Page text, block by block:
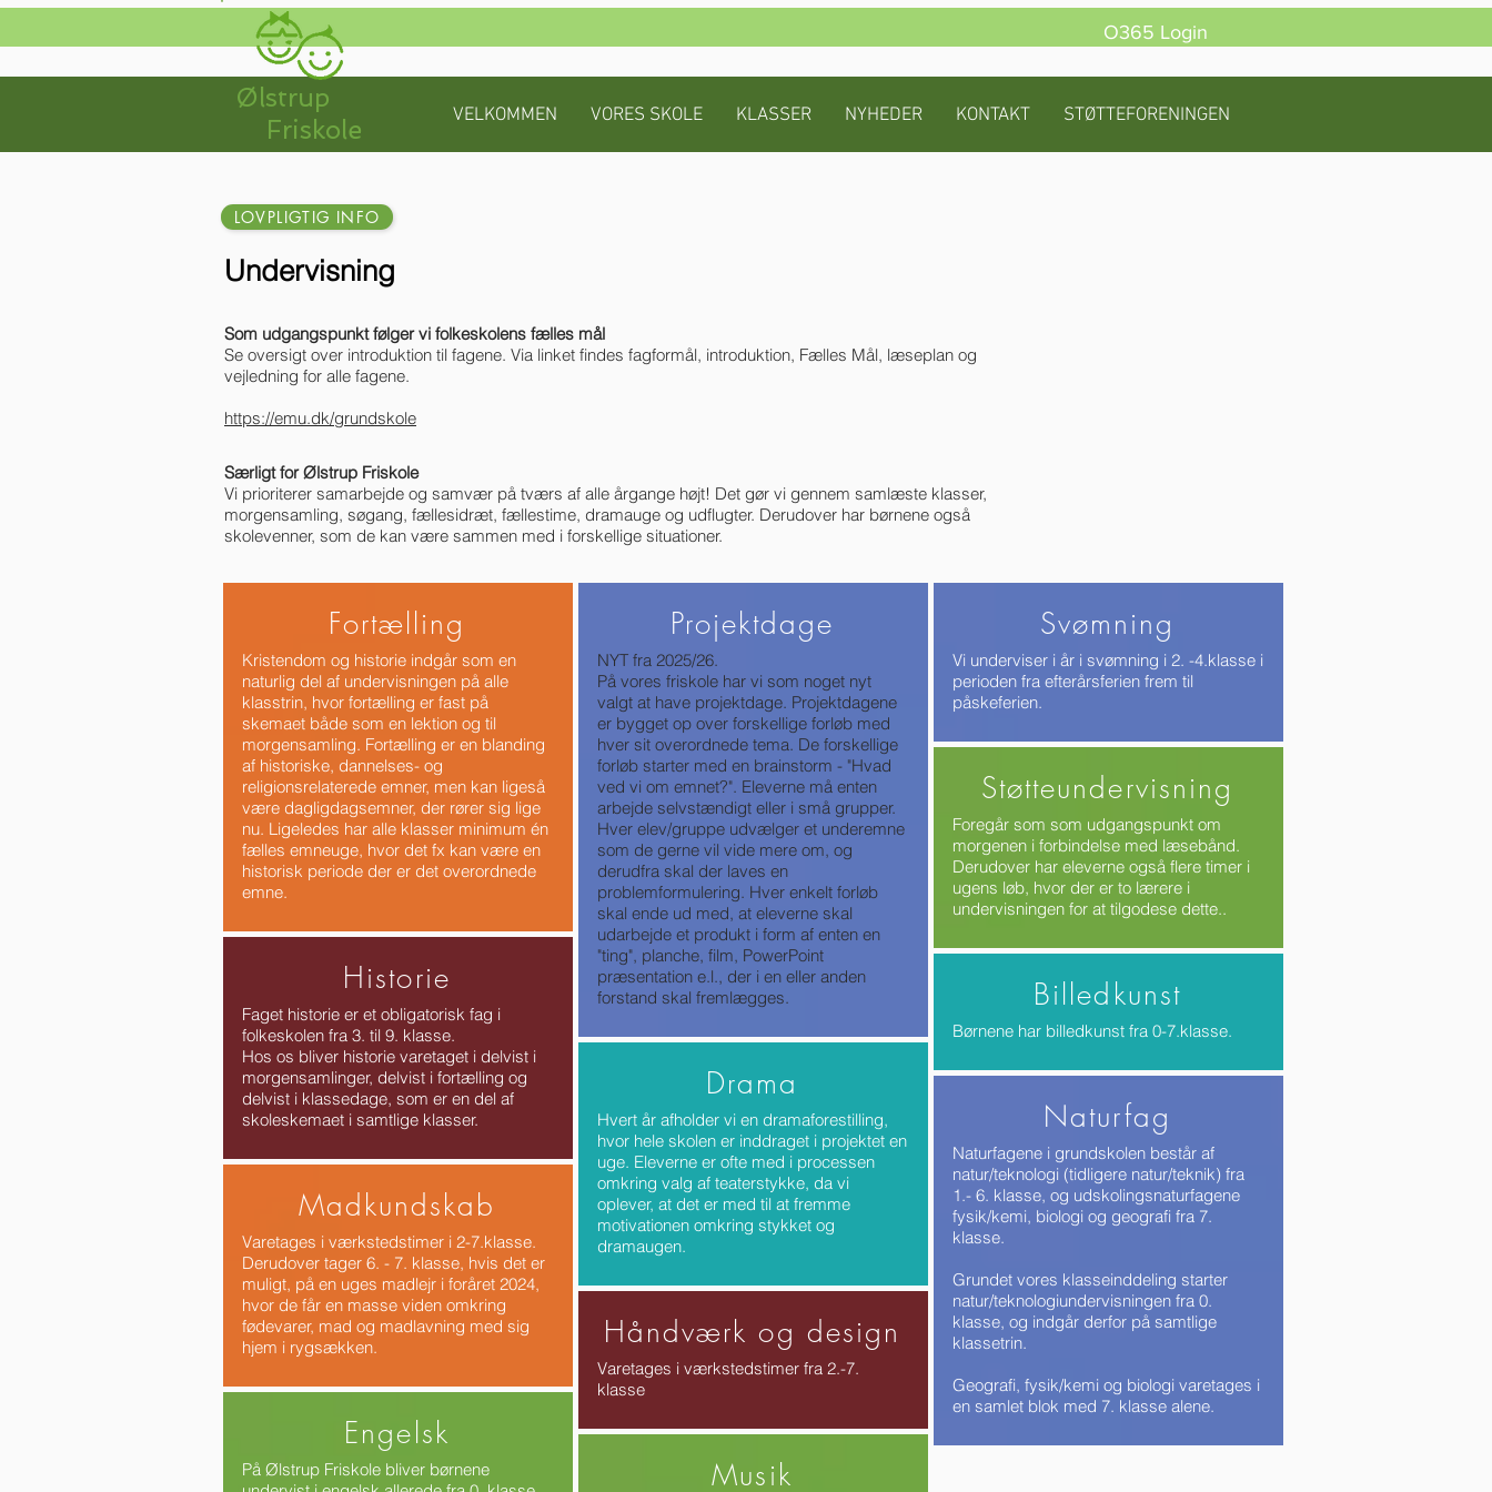
VELKOMMEN VORES SKOLE KLASSER NYHEDER KONTAKT STØTTEFORENINGEN
O365 Login
Ølstrup
Friskole
LOVPLIGTIG INFO
Undervisning
Som udgangspunkt følger vi folkeskolens fælles mål
Se oversigt over introduktion til fagene. Via linket findes fagformål, introduktion, Fælles Mål, læseplan og
vejledning for alle fagene.
https://emu.dk/grundskole
Særligt for Ølstrup Friskole
Vi prioriterer samarbejde og samvær på tværs af alle årgange højt! Det gør vi gennem samlæste klasser,
morgensamling, søgang, fællesidræt, fællestime, dramauge og udflugter. Derudover har børnene også
skolevenner, som de kan være sammen med i forskellige situationer.
Fortælling
Kristendom og historie indgår som en
naturlig del af undervisningen på alle
klasstrin, hvor fortælling er fast på
skemaet både som en lektion og til
morgensamling. Fortælling er en blanding
af historiske, dannelses- og
religionsrelaterede emner, men kan ligeså
være dagligdagsemner, der rører sig lige
nu. Ligeledes har alle klasser minimum én
fælles emneuge, hvor det fx kan være en
historisk periode der er det overordnede
emne.
Historie
Faget historie er et obligatorisk fag i
folkeskolen fra 3. til 9. klasse.
Hos os bliver historie varetaget i delvist i
morgensamlinger, delvist i fortælling og
delvist i klassedage, som er en del af
skoleskemaet i samtlige klasser.
Madkundskab
Varetages i værkstedstimer i 2-7.klasse.
Derudover tager 6. - 7. klasse, hvis det er
muligt, på en uges madlejr i foråret 2024,
hvor de får en masse viden omkring
fødevarer, mad og madlavning med sig
hjem i rygsækken.
Engelsk
På Ølstrup Friskole bliver børnene
Projektdage
NYT fra 2025/26.
På vores friskole har vi som noget nyt
valgt at have projektdage. Projektdagene
er bygget op over forskellige forløb med
hver sit overordnede tema. De forskellige
forløb starter med en brainstorm - "Hvad
ved vi om emnet?". Eleverne må enten
arbejde selvstændigt eller i små grupper.
Hver elev/gruppe udvælger et underemne
som de gerne vil vide mere om, og
derudfra skal der laves en
problemformulering. Hver enkelt forløb
skal ende ud med, at eleverne skal
udarbejde et produkt i form af enten en
"ting", planche, film, PowerPoint
præsentation e.l., der i en eller anden
forstand skal fremlægges.
Drama
Hvert år afholder vi en dramaforestilling,
hvor hele skolen er inddraget i projektet en
uge. Eleverne er ofte med i processen
omkring valg af teaterstykke, da vi
oplever, at det er med til at fremme
motivationen omkring stykket og
dramaugen.
Håndværk og design
Varetages i værkstedstimer fra 2.-7.
klasse
Musik
Svømning
Vi underviser i år i svømning i 2. -4.klasse i
perioden fra efterårsferien frem til
påskeferien.
Støtteundervisning
Foregår som som udgangspunkt om
morgenen i forbindelse med læsebånd.
Derudover har eleverne også flere timer i
ugens løb, hvor der er to lærere i
undervisningen for at tilgodese dette..
Billedkunst
Børnene har billedkunst fra 0-7.klasse.
Naturfag
Naturfagene i grundskolen består af
natur/teknologi (tidligere natur/teknik) fra
1.- 6. klasse, og udskolingsnaturfagene
fysik/kemi, biologi og geografi fra 7.
klasse.
Grundet vores klasseinddeling starter
natur/teknologiundervisningen fra 0.
klasse, og indgår derfor på samtlige
klassetrin.
Geografi, fysik/kemi og biologi varetages i
en samlet blok med 7. klasse alene.